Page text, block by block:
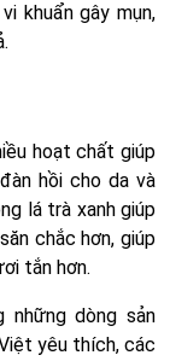
khuẩn gây mụn,
hoạt chất giúp
hồi cho da và
lá trà xanh giúp
chắc hơn, giúp
tắn hơn.
dòng sản
yêu thích, các